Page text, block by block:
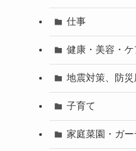
仕事
健康・美容・ケ
地震対策、防
子育て
家庭菜園・ガ